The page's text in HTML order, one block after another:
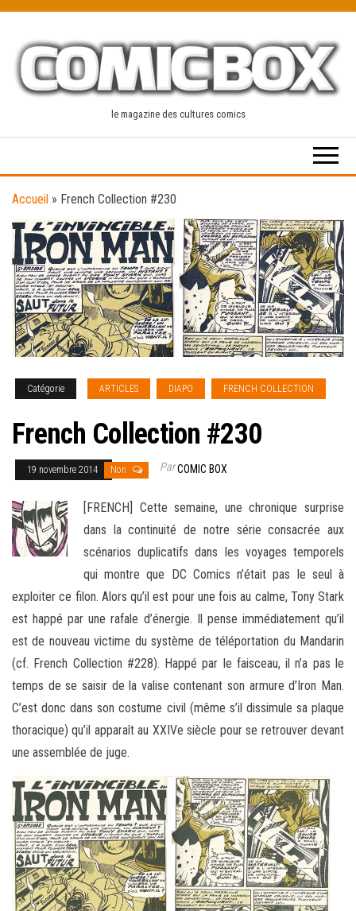
content
le magazine des cultures comics
Accueil » French Collection #230
Catégorie ARTICLES DIAPO FRENCH COLLECTION
French Collection #230
19 novembre 2014 Non ParCOMIC BOX
[FRENCH] Cette semaine, une chronique surprise
dans la continuité de notre série consacrée aux
scénarios duplicatifs dans les voyages temporels
qui montre que DC Comics n’était pas le seul à
exploiter ce filon. Alors qu’il est pour une fois au calme, Tony Stark
est happé par une rafale d’énergie. Il pense immédiatement qu’il
est de nouveau victime du système de téléportation du Mandarin
(cf. French Collection #228). Happé par le faisceau, il n’a pas le
temps de se saisir de la valise contenant son armure d’Iron Man.
C’est donc dans son costume civil (même s’il dissimule sa plaque
thoracique) qu’il apparaît au XXIVe siècle pour se retrouver devant
une assemblée de juge.